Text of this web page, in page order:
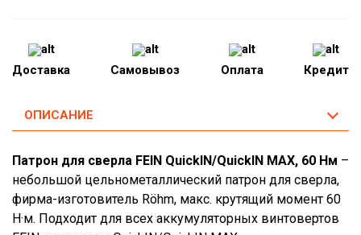
Доставка Самовывоз Оплата Кредит
ОПИСАНИЕ
Патрон для сверла FEIN QuickIN/QuickIN MAX, 60 Нм –
небольшой цельнометаллический патрон для сверла,
фирма-изготовитель Röhm, макс. крутящий момент 60
Н·м. Подходит для всех аккумуляторных винтовертов